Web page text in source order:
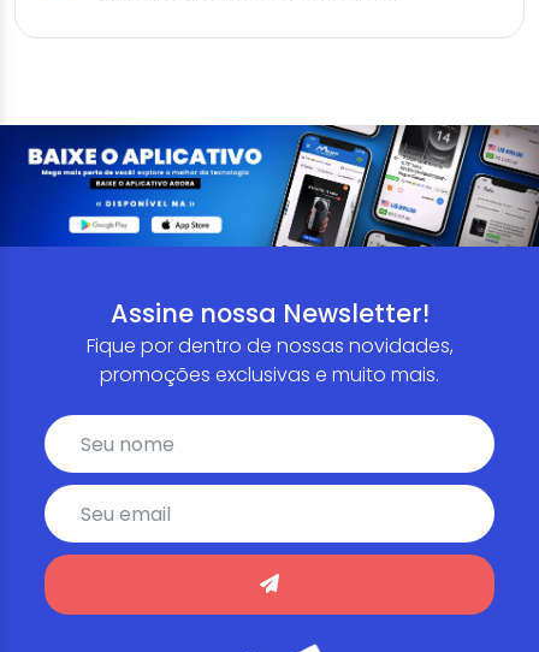
Assine nossa Newsletter!
Fique por dentro de nossas novidades,
promoções exclusivas e muito mais.